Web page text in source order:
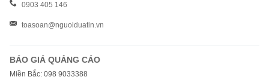
0903 405 146
toasoan@nguoiduatin.vn
BÁO GIÁ QUẢNG CÁO
Miền Bắc: 098 9033388